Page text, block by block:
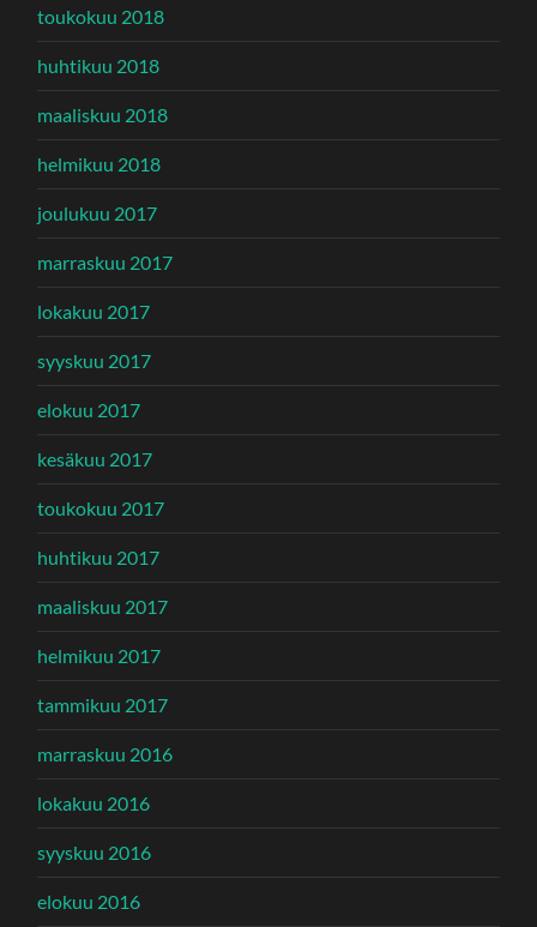
toukokuu 2018
huhtikuu 2018
maaliskuu 2018
helmikuu 2018
joulukuu 2017
marraskuu 2017
lokakuu 2017
syyskuu 2017
elokuu 2017
kesäkuu 2017
toukokuu 2017
huhtikuu 2017
maaliskuu 2017
helmikuu 2017
tammikuu 2017
marraskuu 2016
lokakuu 2016
syyskuu 2016
elokuu 2016